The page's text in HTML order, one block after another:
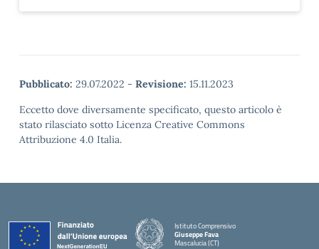
Pubblicato: 29.07.2022 - Revisione: 15.11.2023
Eccetto dove diversamente specificato, questo articolo è
stato rilasciato sotto Licenza Creative Commons
Attribuzione 4.0 Italia.
Istituto Comprensivo
Giuseppe Fava
Mascalucia (CT)